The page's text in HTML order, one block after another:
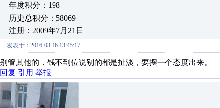
年度积分：198
历史总积分：58069
注册：2009年7月21日
发表于：2016-03-16 13:45:17
别管其他的，钱不到位说别的都是扯淡，要摆一个态度出来。
回复 引用 举报